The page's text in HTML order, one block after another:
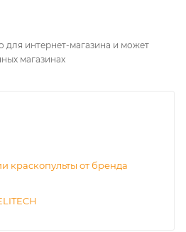
для интернет-магазина и может
магазинах
краскопульты от бренда